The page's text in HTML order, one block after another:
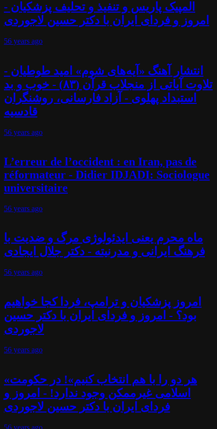
المپیک پاریس و تنفیذ و تحلیف پزشکیان -
امروز و فردای ایران با دکتر حسین لاجوردی
56 years ago
انتشار آهنگ «آیه‌های شوم» امید طوطیان -
تلاوت آیاتی از منجلاب قرآن (۸۳) - خوب و بد
استبداد پهلوی - آزاد فارسانی، روشنگران
قادسیه
56 years ago
L’erreur de l’occident : en Iran, pas de
réformateur - Didier IDJADI: Sociologue
universitaire
56 years ago
ماه محرم یعنی ایدئولوژی مرگ و ضدیت با
فرهنگ ایرانی و مدرنیته - دکتر جلال ایجادی
56 years ago
امروز پزشکیان و ترامپ، فردا کجا خواهیم
بود؟ - امروز و فردای ایران با دکتر حسین
لاجوردی
56 years ago
«هر دو را با هم انتخاب کنیم»! در حکومت
اسلامی غیرممکن وجود ندارد! - امروز و
فردای ایران با دکتر حسین لاجوردی
56 years ago